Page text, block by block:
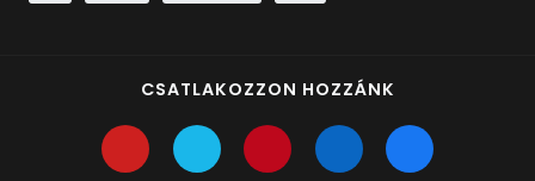
CSATLAKOZZON HOZZÁNK